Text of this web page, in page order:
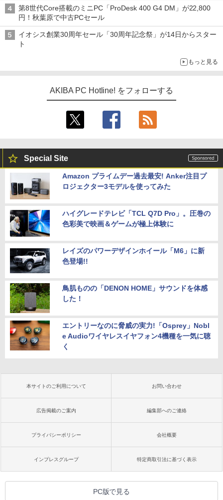
第8世代Core搭載のミニPC「ProDesk 400 G4 DM」が22,800
円！秋葉原で中古PCセール
イオシス創業30周年セール「30周年記念祭」が14日からスター
ト
もっと見る
AKIBA PC Hotline! をフォローする
Special Site
Amazon プライムデー過去最安! Anker注目プ
ロジェクター3モデルを使ってみた
ハイグレードテレビ「TCL Q7D Pro」。圧巻の
色彩美で映画＆ゲームが極上体験に
レイズのパワーデザインホイール「M6」に新
色登場!!
鳥肌ものの「DENON HOME」サウンドを体感
した！
エントリーなのに脅威の実力!「Osprey」Nobl
e Audioワイヤレスイヤフォン4機種を一気に聴
く
本サイトのご利用について お問い合わせ
広告掲載のご案内 編集部へのご連絡
プライバシーポリシー 会社概要
インプレスグループ 特定商取引法に基づく表示
PC版で見る